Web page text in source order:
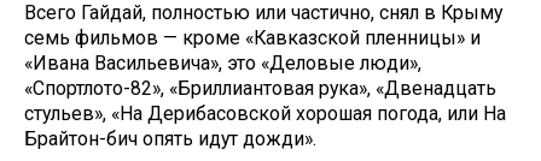
Всего Гайдай, полностью или частично, снял в Крыму
семь фильмов — кроме «Кавказской пленницы» и
«Ивана Васильевича», это «Деловые люди»,
«Спортлото-82», «Бриллиантовая рука», «Двенадцать
стульев», «На Дерибасовской хорошая погода, или На
Брайтон-бич опять идут дожди».